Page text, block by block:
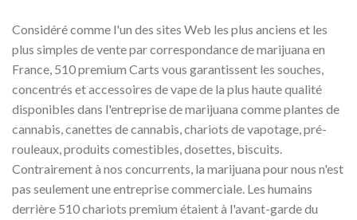
Considéré comme l'un des sites Web les plus anciens et les
plus simples de vente par correspondance de marijuana en
France, 510 premium Carts vous garantissent les souches,
concentrés et accessoires de vape de la plus haute qualité
disponibles dans l'entreprise de marijuana comme plantes de
cannabis, canettes de cannabis, chariots de vapotage, pré-
rouleaux, produits comestibles, dosettes, biscuits.
Contrairement à nos concurrents, la marijuana pour nous n'est
pas seulement une entreprise commerciale. Les humains
derrière 510 chariots premium étaient à l'avant-garde du